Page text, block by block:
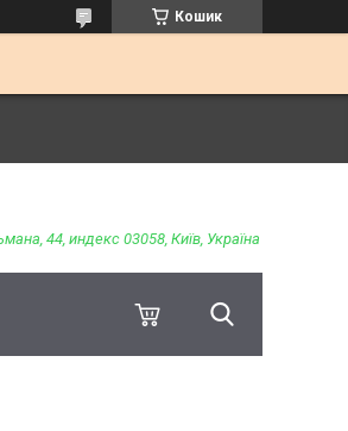
Кошик
44, индекс 03058, Київ, Україна